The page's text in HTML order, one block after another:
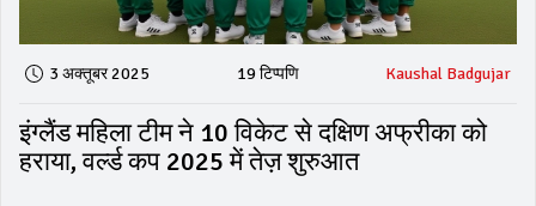
3 अक्तूबर 2025 19 टिप्पणि Kaushal Badgujar
इंग्लैंड महिला टीम ने 10 विकेट से दक्षिण अफ्रीका को
हराया, वर्ल्ड कप 2025 में तेज़ शुरुआत